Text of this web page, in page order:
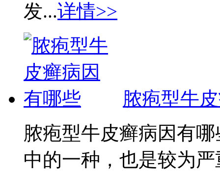
发...详情>>
脓疱型牛
脓疱型牛皮癣病因有
中的一种，也是较为